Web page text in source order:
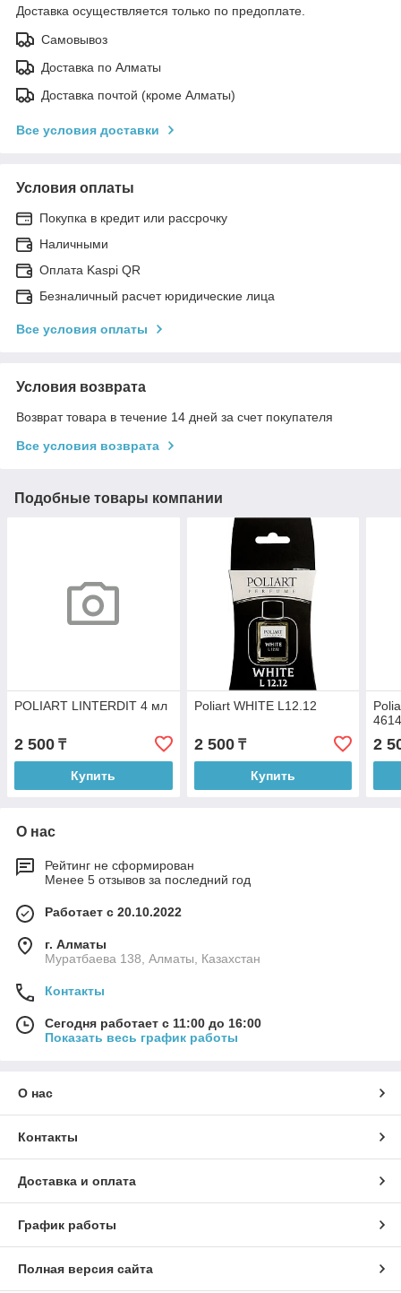
Доставка осуществляется только по предоплате.
Самовывоз
Доставка по Алматы
Доставка почтой (кроме Алматы)
Все условия доставки
Условия оплаты
Покупка в кредит или рассрочку
Наличными
Оплата Kaspi QR
Безналичный расчет юридические лица
Все условия оплаты
Условия возврата
Возврат товара в течение 14 дней за счет покупателя
Все условия возврата
Подобные товары компании
POLIART LINTERDIT 4 мл
2 500 ₸
Купить
Poliart WHITE L12.12
2 500₸
Купить
2
О нас
Рейтинг не сформирован
Менее 5 отзывов за последний год
Работает с 20.10.2022
г. Алматы
Муратбаева 138, Алматы, Казахстан
Контакты
Сегодня работает с 11:00 до 16:00
Показать весь график работы
О нас
Контакты
Доставка и оплата
График работы
Полная версия сайта